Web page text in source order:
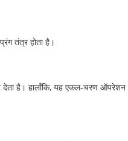
तंत्र होता है।
है। हालाँकि, यह एकल-चरण ऑपरेशन